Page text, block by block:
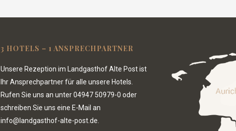
3 HOTELS – 1 ANSPRECHPARTNER
Unsere Rezeption im Landgasthof Alte Post ist
Ihr Ansprechpartner für alle unsere Hotels.
Rufen Sie uns an unter04947 50979-0 oder
schreiben Sie uns eine E-Mail an
info@landgasthof-alte-post.de.